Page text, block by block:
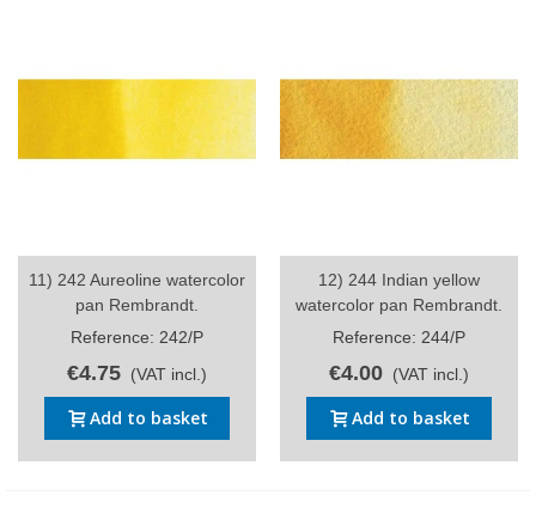
11) 242 Aureoline watercolor
pan Rembrandt.
Reference: 242/P
€4.75 (VAT incl.)
Add to basket
12) 244 Indian yellow
watercolor pan Rembrandt.
Reference: 244/P
€4.00 (VAT incl.)
Add to basket